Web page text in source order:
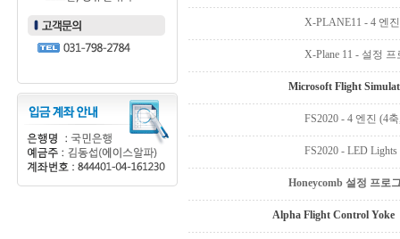
X-PLANE11 - 4 엔
X-Plane 11 - 설정
Microsoft Flight
FS2020 - 4 엔진 (4
FS2020 - LED
Honeycomb 설정 프로
Alpha Flight Control Yoke